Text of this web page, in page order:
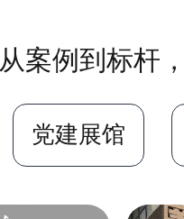
从案例到标杆
党建展馆